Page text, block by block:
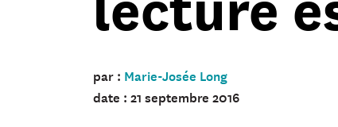
par : Marie-Josée Long
date : 21 septembre 2016